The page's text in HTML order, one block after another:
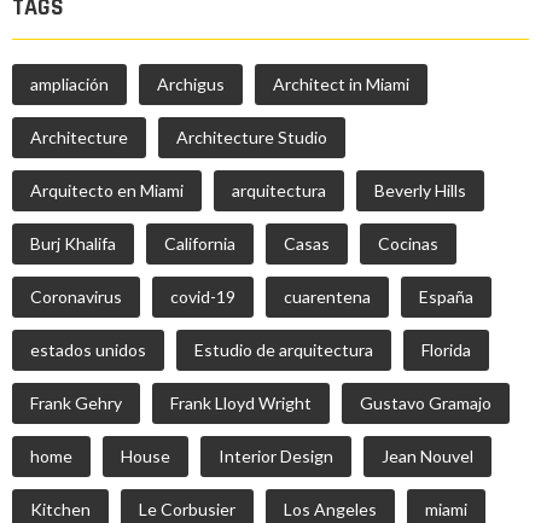
TAGS
ampliación Archigus Architect in Miami
Architecture Architecture Studio
Arquitecto en Miami arquitectura Beverly Hills
Burj Khalifa California Casas Cocinas
Coronavirus covid-19 cuarentena España
estados unidos Estudio de arquitectura Florida
Frank Gehry Frank Lloyd Wright Gustavo Gramajo
home House Interior Design Jean Nouvel
Kitchen Le Corbusier Los Angeles miami